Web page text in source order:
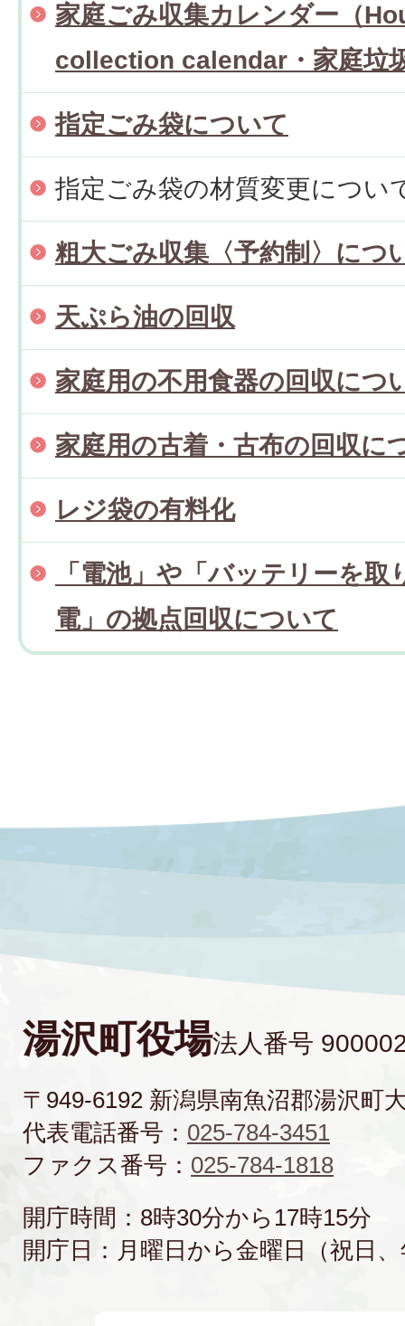
家庭ごみ収集カレンダー（
collection calendar・家庭垃
指定ごみ袋について
指定ごみ袋の材質変更につい
粗大ごみ収集〈予約制〉につ
天ぷら油の回収
家庭用の不用食器の回収につ
家庭用の古着・古布の回収に
レジ袋の有料化
「電池」や「バッテリーを取
電」の拠点回収について
湯沢町役場法人番号
〒949-6192 新潟県南魚沼郡湯沢町
代表電話番号： 025-784-3451
ファクス番号： 025-784-1818
開庁時間：8時30分から17時15分
開庁日：月曜日から金曜日（祝日